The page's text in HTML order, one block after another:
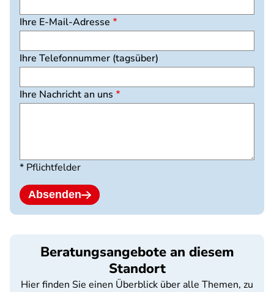
Ihre E-Mail-Adresse
Ihre Telefonnummer (tagsüber)
Ihre Nachricht an uns
* Pflichtfelder
Absenden
Beratungsangebote an diesem
Standort
Hier finden Sie einen Überblick über alle Themen, zu